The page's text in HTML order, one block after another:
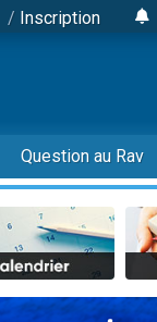
/ Inscription
Question au Rav